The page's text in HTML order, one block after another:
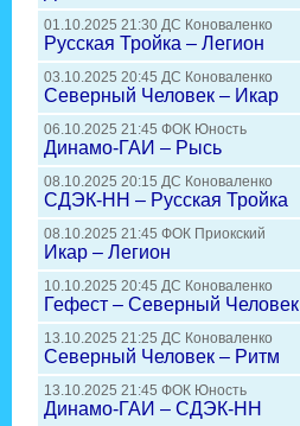
01.10.2025 21:30 ДС Коноваленко
Русская Тройка – Легион
03.10.2025 20:45 ДС Коноваленко
Северный Человек – Икар
06.10.2025 21:45 ФОК Юность
Динамо-ГАИ – Рысь
08.10.2025 20:15 ДС Коноваленко
СДЭК-НН – Русская Тройка
08.10.2025 21:45 ФОК Приокский
Икар – Легион
10.10.2025 20:45 ДС Коноваленко
Гефест – Северный Человек
13.10.2025 21:25 ДС Коноваленко
Северный Человек – Ритм
13.10.2025 21:45 ФОК Юность
Динамо-ГАИ – СДЭК-НН